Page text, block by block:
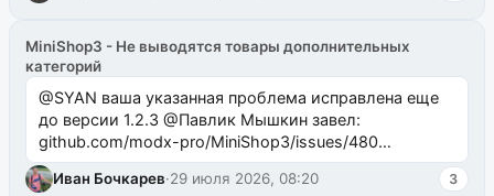
MiniShop3 - Не выводятся товары дополнительных
категорий
@SYAN ваша указанная проблема исправлена еще
до версии 1.2.3 @Павлик Мышкин завел:
github.com/modx-pro/MiniShop3/issues/480
github.com/modx-pro/MiniShop3/issues/481Исправим
в б...
Иван Бочкарев·29 июля 2026, 08:20 3